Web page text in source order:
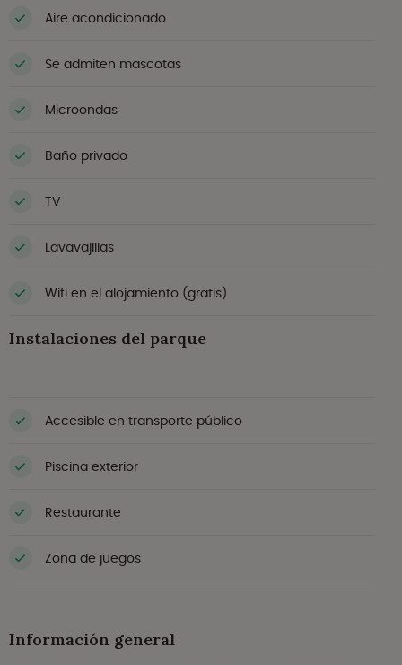
Aire acondicionado
Se admiten mascotas
Microondas
Baño privado
TV
Lavavajillas
Wifi en el alojamiento (gratis)
Instalaciones del parque
Accesible en transporte público
Piscina exterior
Restaurante
Zona de juegos
Información general